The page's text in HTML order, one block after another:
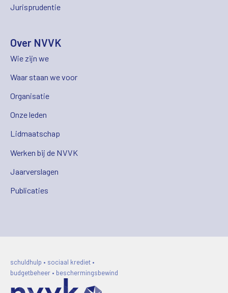
Jurisprudentie
Over NVVK
Wie zijn we
Waar staan we voor
Organisatie
Onze leden
Lidmaatschap
Werken bij de NVVK
Jaarverslagen
Publicaties
schuldhulp • sociaal krediet •
budgetbeheer • beschermingsbewind